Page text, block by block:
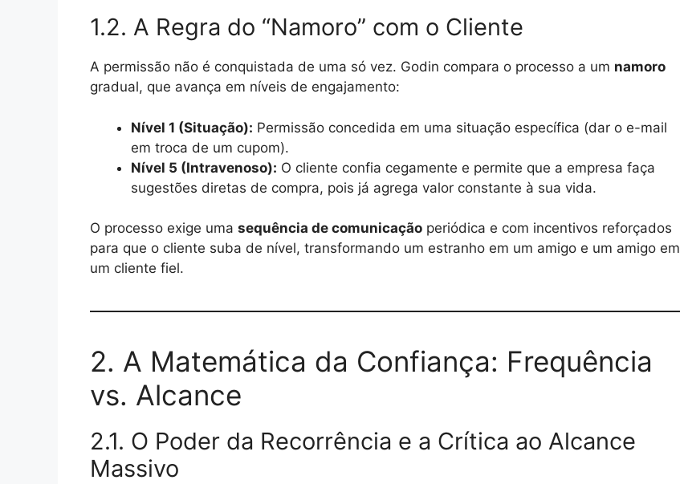
1.2. A Regra do “Namoro” com o Cliente
A permissão não é conquistada de uma só vez. Godin compara o processo a um namoro
gradual, que avança em níveis de engajamento:
Nível 1 (Situação): Permissão concedida em uma situação específica (dar o e-mail
em troca de um cupom).
Nível 5 (Intravenoso): O cliente confia cegamente e permite que a empresa faça
sugestões diretas de compra, pois já agrega valor constante à sua vida.
O processo exige uma sequência de comunicação periódica e com incentivos reforçados
para que o cliente suba de nível, transformando um estranho em um amigo e um amigo em
um cliente fiel.
2. A Matemática da Confiança: Frequência
vs. Alcance
2.1. O Poder da Recorrência e a Crítica ao Alcance
Massivo